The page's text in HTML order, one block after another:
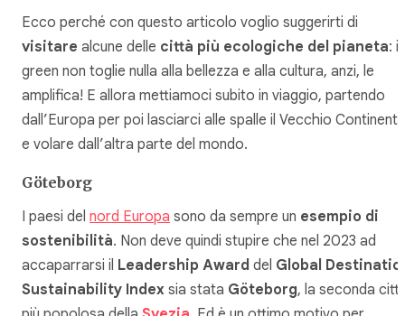
Ecco perché con questo articolo voglio suggerirti di
visitare alcune delle città più ecologiche del pianeta: il
green non toglie nulla alla bellezza e alla cultura, anzi, le
amplifica! E allora mettiamoci subito in viaggio, partendo
dall’Europa per poi lasciarci alle spalle il Vecchio Continente
e volare dall’altra parte del mondo.
Göteborg
I paesi del nord Europa sono da sempre un esempio di
sostenibilità. Non deve quindi stupire che nel 2023 ad
accaparrarsi il Leadership Award del Global
Sustainability Index sia stata Göteborg, la seconda